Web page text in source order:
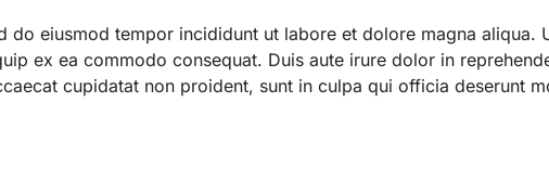
eiusmod tempor incididunt ut labore et dolore magna aliqua.
ex ea commodo consequat. Duis aute irure dolor in
cupidatat non proident, sunt in culpa qui officia deserunt